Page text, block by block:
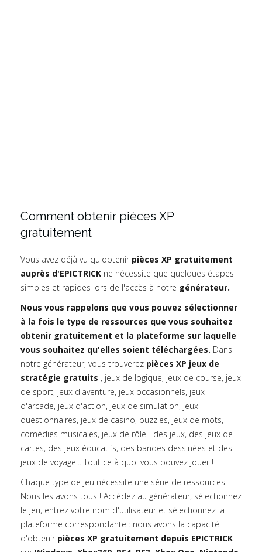
Comment obtenir pièces XP
gratuitement
Vous avez déjà vu qu'obtenir pièces XP gratuitement
auprès d'EPICTRICK ne nécessite que quelques étapes
simples et rapides lors de l'accès à notre générateur.
Nous vous rappelons que vous pouvez sélectionner
à la fois le type de ressources que vous souhaitez
obtenir gratuitement et la plateforme sur laquelle
vous souhaitez qu'elles soient téléchargées. Dans
notre générateur, vous trouverez pièces XP jeux de
stratégie gratuits , jeux de logique, jeux de course, jeux
de sport, jeux d'aventure, jeux occasionnels, jeux
d'arcade, jeux d'action, jeux de simulation, jeux-
questionnaires, jeux de casino, puzzles, jeux de mots,
comédies musicales, jeux de rôle. -des jeux, des jeux de
cartes, des jeux éducatifs, des bandes dessinées et des
jeux de voyage... Tout ce à quoi vous pouvez jouer !
Chaque type de jeu nécessite une série de ressources.
Nous les avons tous ! Accédez au générateur, sélectionnez
le jeu, entrez votre nom d'utilisateur et sélectionnez la
plateforme correspondante : nous avons la capacité
d'obtenir pièces XP gratuitement depuis EPICTRICK